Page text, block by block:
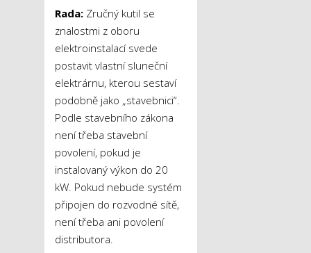
Rada: Zručný kutil se
znalostmi z oboru
elektroinstalací svede
postavit vlastní sluneční
elektrárnu, kterou sestaví
podobně jako „stavebnici“.
Podle stavebního zákona
není třeba stavební
povolení, pokud je
instalovaný výkon do 20
kW. Pokud nebude systém
připojen do rozvodné sítě,
není třeba ani povolení
distributora.